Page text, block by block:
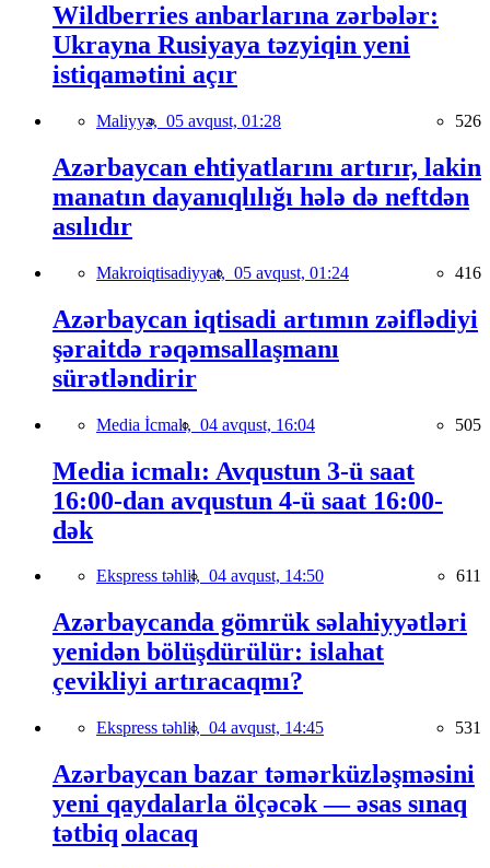
Wildberries anbarlarına zərbələr:
Ukrayna Rusiyaya təzyiqin yeni
istiqamətini açır
Maliyyə, 05 avqust, 01:28 526
Azərbaycan ehtiyatlarını artırır, lakin
manatın dayanıqlılığı hələ də neftdən
asılıdır
Makroiqtisadiyyat, 05 avqust, 01:24 416
Azərbaycan iqtisadi artımın zəiflədiyi
şəraitdə rəqəmsallaşmanı
sürətləndirir
Media İcmalı, 04 avqust, 16:04 505
Media icmalı: Avqustun 3-ü saat
16:00-dan avqustun 4-ü saat 16:00-
dək
Ekspress təhlil, 04 avqust, 14:50 611
Azərbaycanda gömrük səlahiyyətləri
yenidən bölüşdürülür: islahat
çevikliyi artıracaqmı?
Ekspress təhlil, 04 avqust, 14:45 531
Azərbaycan bazar təmərküzləşməsini
yeni qaydalarla ölçəcək — əsas sınaq
tətbiq olacaq